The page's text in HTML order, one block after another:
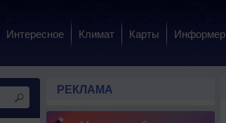
Интересное Климат Карты Информер
РЕКЛАМА